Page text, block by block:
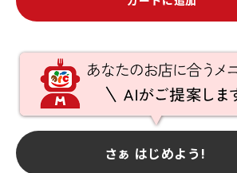
さぁ はじめよう!